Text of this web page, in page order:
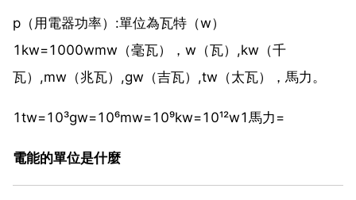
p（用電器功率）:單位為瓦特（w）
1kw=1000wmw（毫瓦），w（瓦）,kw（千
瓦）,mw（兆瓦）,gw（吉瓦）,tw（太瓦），馬力。
1tw=10³gw=10⁶mw=10⁹kw=10¹²w1馬力=
電能的單位是什麼